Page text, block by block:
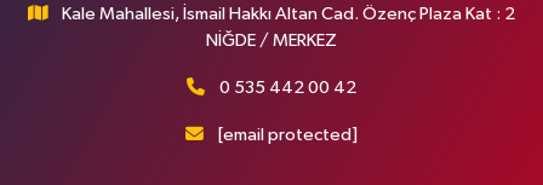
Kale Mahallesi, İsmail Hakkı Altan Cad. Özenç Plaza Kat : 2
NİĞDE / MERKEZ
0 535 442 00 42
[email protected]